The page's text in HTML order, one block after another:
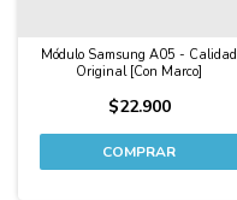
Módulo Samsung A05 - Calidad
Original [Con Marco]
$22.900